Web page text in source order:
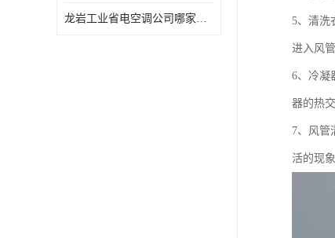
龙岩工业省电空调公司哪家好 适应性强 维护简单 5、清洗
进入风
6、冷凝
器的热
7、风管
活的现